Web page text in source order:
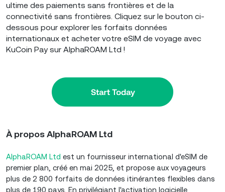
ultime des paiements sans frontières et de la
connectivité sans frontières. Cliquez sur le bouton ci-
dessous pour explorer les forfaits données
internationaux et acheter votre eSIM de voyage avec
KuCoin Pay sur AlphaROAM Ltd !
À proposAlphaROAM Ltd
AlphaROAM Ltd est un fournisseur international d'eSIM de
premier plan, créé en mai 2025, et propose aux voyageurs
plus de 2 800 forfaits de données itinérantes flexibles dans
plus de 190 pays. En privilégiant l'activation logicielle